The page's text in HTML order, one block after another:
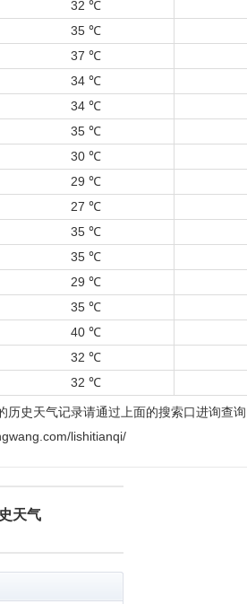
32 ℃
35 ℃
37 ℃
34 ℃
34 ℃
35 ℃
30 ℃
29 ℃
27 ℃
35 ℃
35 ℃
29 ℃
35 ℃
40 ℃
32 ℃
32 ℃
历史天气记录请通过上面的搜索口进询查
lishitianqi/
天气